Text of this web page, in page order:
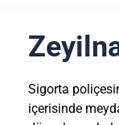
Sigorta
içerisinde